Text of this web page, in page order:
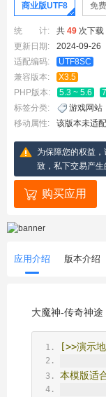
商业版UTF8 免
统 计: 共 49 次下
更新日期:
2024-09-26
适配编码:
UTF8SC
兼容版本:
X3.5
PHP版本:
5.3 ~ 5.6
标签分类:
游戏网站
移动属性:
该版本未适
为保障您的权益
致，私下交易产生
购买应用
应用介绍 版本介绍
大魔神-传奇神途
[>>演示
本模版适